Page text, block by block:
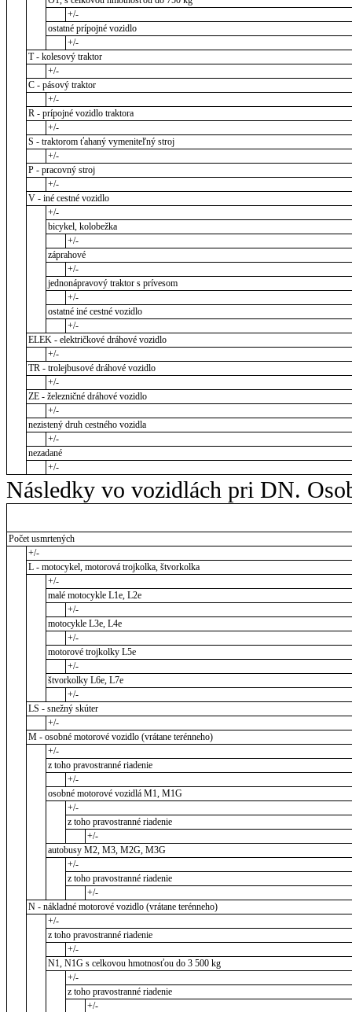
+/-
ostatné prípojné vozidlo
+/-
T - kolesový traktor
+/-
C - pásový traktor
+/-
R - prípojné vozidlo traktora
+/-
S - traktorom ťahaný vymeniteľný stroj
+/-
P - pracovný stroj
+/-
V - iné cestné vozidlo
+/-
bicykel, kolobežka
+/-
záprahové
+/-
jednonápravový traktor s prívesom
+/-
ostatné iné cestné vozidlo
+/-
ELEK - električkové dráhové vozidlo
+/-
TR - trolejbusové dráhové vozidlo
+/-
ZE - železničné dráhové vozidlo
+/-
nezistený druh cestného vozidla
+/-
nezadané
+/-
Následky vo vozidlách pri DN.
Počet usmrtených
+/-
L - motocykel, motorová trojkolka, štvorkolka
+/-
malé motocykle L1e, L2e
+/-
motocykle L3e, L4e
+/-
motorové trojkolky L5e
+/-
štvorkolky L6e, L7e
+/-
LS - snežný skúter
+/-
M - osobné motorové vozidlo (vrátane terénneho)
+/-
z toho pravostranné riadenie
+/-
osobné motorové vozidlá M1, M1G
+/-
z toho pravostranné riadenie
+/-
autobusy M2, M3, M2G, M3G
+/-
z toho pravostranné riadenie
+/-
N - nákladné motorové vozidlo (vrátane terénneho)
+/-
z toho pravostranné riadenie
+/-
N1, N1G s celkovou hmotnosťou do 3 500 kg
+/-
z toho pravostranné riadenie
+/-